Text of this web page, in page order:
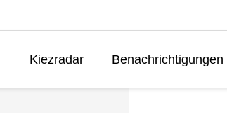
Kiezradar Benachrichtigungen